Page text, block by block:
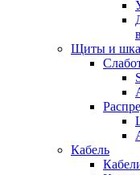
Щиты и
Кабель